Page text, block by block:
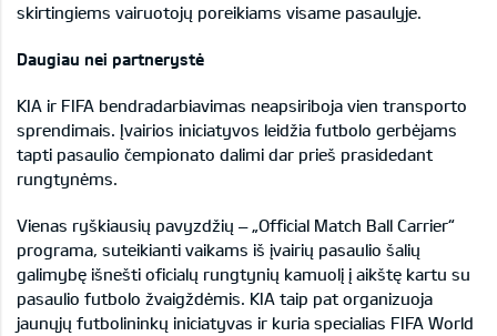
skirtingiems vairuotojų poreikiams visame pasaulyje.
Daugiau nei partnerystė
KIA ir FIFA bendradarbiavimas neapsiriboja vien transporto
sprendimais. Įvairios iniciatyvos leidžia futbolo gerbėjams
tapti pasaulio čempionato dalimi dar prieš prasidedant
rungtynėms.
Vienas ryškiausių pavyzdžių – „Official Match Ball Carrier“
programa, suteikianti vaikams iš įvairių pasaulio šalių
galimybę išnešti oficialų rungtynių kamuolį į aikštę kartu su
pasaulio futbolo žvaigždėmis. KIA taip pat organizuoja
jaunųjų futbolininkų iniciatyvas ir kuria specialias FIFA World